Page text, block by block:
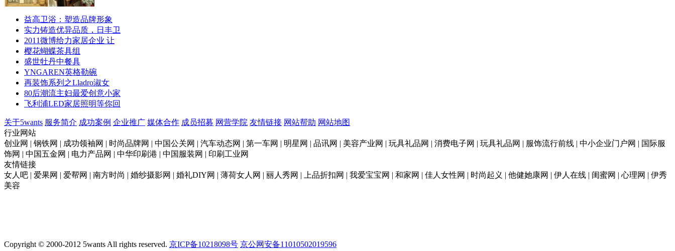
益高卫浴：塑造品牌形象
实力铸造优异品质，日丰卫
2011微博给力家居企业 让
樱花蝴蝶茶具组
盛世牡丹中餐具
YNGAREN英格勒碗
再装饰系列之Lladro淑女
80后潮流主妇最爱创意小家
飞利浦LED家居照明等你回
关于5wants 服务简介 成功案例 企业推广 媒体合作 成员招募 网营学院 友情链接 网站帮助 网站地图
行业网站
创业网 | 钢铁网 | 成功领袖网 | 时尚品牌网 | 中国公关网 | 汽车动态网 | 第一车网 | 明星网 | 品讯网 | 美容产业网 | 玩具礼品网 | 消费电子网 | 玩具礼品网 | 服饰流行前线 | 中小企业门户网 | 国际服
饰网 | 中国五金网 | 电力产品网 | 中华印刷港 | 中国服装网 | 印刷工业网
友情链接
女人吧 | 爱果网 | 爱帮网 | 南方时尚 | 婚纱摄影网 | 婚礼DIY网 | 薄荷女人网 | 丽人秀网 | 上品折扣网 | 我爱宝宝网 | 和家网 | 佳人女性网 | 时尚起义 | 他健她康网 | 伊人在线 | 闺蜜网 | 心理网 | 伊秀
美容
Copyright © 2000-2012 5wants All rights reserved. 京ICP备10218098号 京公网安备11010502019596